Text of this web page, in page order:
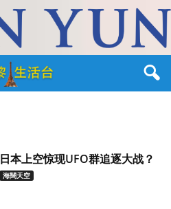
日本上空惊现UFO群追逐大战？
海闊天空